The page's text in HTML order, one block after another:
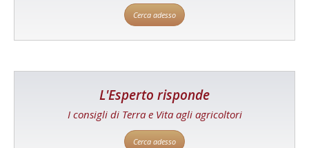
Cerca adesso
L'Esperto risponde
I consigli di Terra e Vita agli agricoltori
Cerca adesso